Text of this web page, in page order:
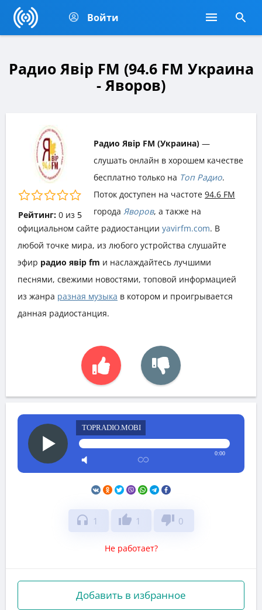
Войти
Радио Явір FM (94.6 FM Украина
- Яворов)
Рейтинг: 0из 5
Радио Явір FM (Украина) —
слушать онлайн в хорошем качестве
бесплатно только на Топ Радио.
Поток доступен на частоте 94.6 FM
города Яворов, а также на
официальном сайте радиостанции yavirfm.com. В
любой точке мира, из любого устройства слушайте
эфир радио явір fm и наслаждайтесь лучшими
песнями, свежими новостями, топовой информацией
из жанра разная музыка в котором и проигрывается
данная радиостанция.
TOPRADIO.MOBI
0:00
headphones 1 thumb_up 1 thumb_down 0
Не работает?
Добавить в избранное